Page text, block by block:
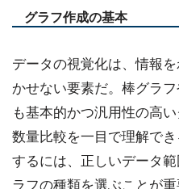
グラフ作成の基本
データの視覚化は、情報
かせない要素だ。棒グラ
も基本的かつ汎用性の高
数量比較を一目で理解で
するには、正しいデータ
ラフの種類を選ぶことが